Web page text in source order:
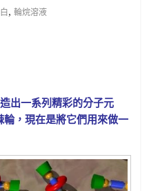
,輪烷溶液
出一系列精彩的分子元
，現在是將它們用來做一